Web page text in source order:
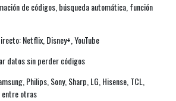
de códigos, búsqueda automática, función
Netflix, Disney+, YouTube
datos sin perder códigos
Philips, Sony, Sharp, LG, Hisense, TCL,
entre otras